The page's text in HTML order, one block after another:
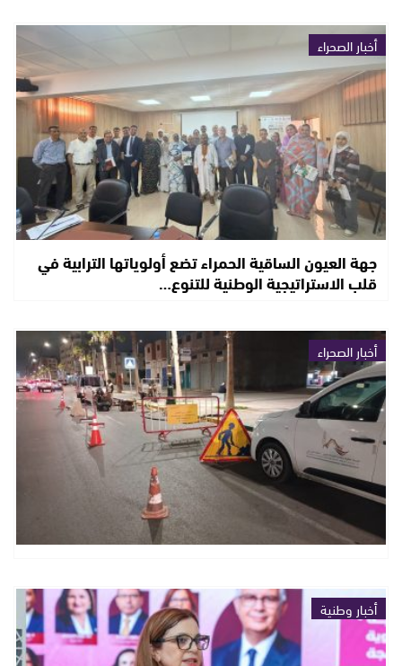
أخبار الصحراء
جهة العيون الساقية الحمراء تضع أولوياتها الترابية في
قلب الاستراتيجية الوطنية للتنوع…
أخبار الصحراء
أخبار وطنية